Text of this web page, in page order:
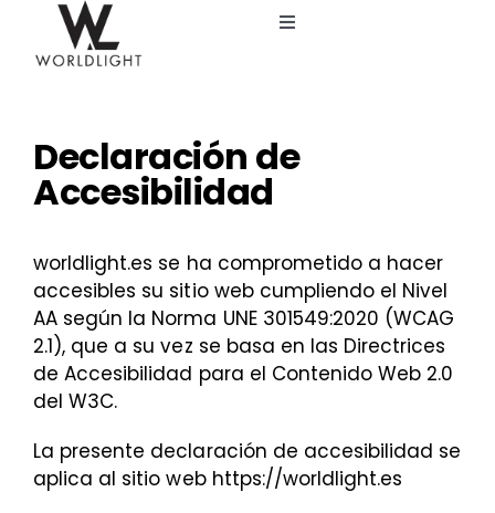
contenido
Toggle
Servicios
Blog
Nosotros
Declaración de
Accesibilidad
worldlight.es se ha comprometido a hacer
accesibles su sitio web cumpliendo el Nivel
AA según la Norma UNE 301549:2020 (WCAG
2.1), que a su vez se basa en las Directrices
de Accesibilidad para el Contenido Web 2.0
del W3C.
La presente declaración de accesibilidad se
aplica al sitio web https://worldlight.es